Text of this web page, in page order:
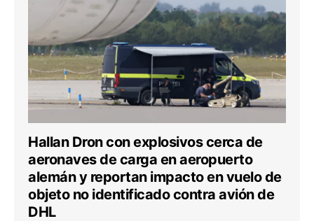
Hallan Dron con explosivos cerca de
aeronaves de carga en aeropuerto
alemán y reportan impacto en vuelo de
objeto no identificado contra avión de
DHL